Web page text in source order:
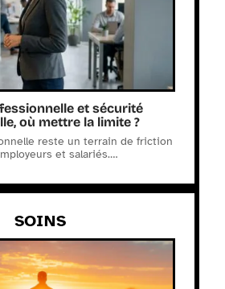
et sécurité
où mettre la limite ?
reste un terrain de friction
et salariés.…
SOINS